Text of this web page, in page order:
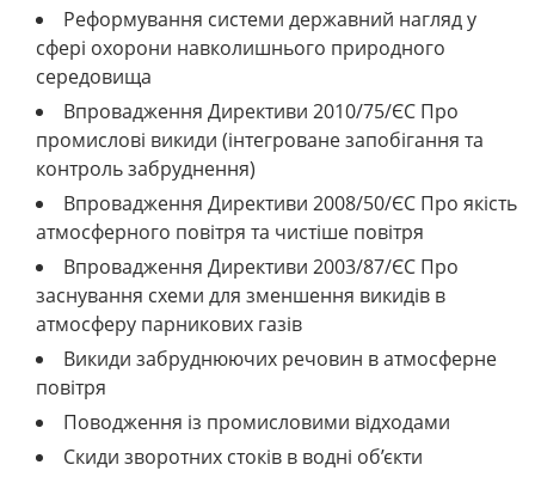
Реформування системи державний нагляд у
сфері охорони навколишнього природного
середовища
Впровадження Директиви 2010/75/ЄС Про
промислові викиди (інтегроване запобігання та
контроль забруднення)
Впровадження Директиви 2008/50/ЄС Про якість
атмосферного повітря та чистіше повітря
Впровадження Директиви 2003/87/ЄС Про
заснування схеми для зменшення викидів в
атмосферу парникових газів
Викиди забруднюючих речовин в атмосферне
повітря
Поводження із промисловими відходами
Скиди зворотних стоків в водні об’єкти